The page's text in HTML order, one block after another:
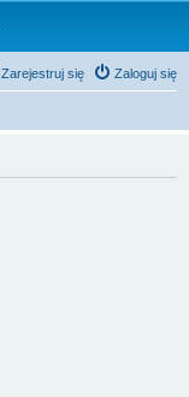
Zaloguj się
Zarejestruj się